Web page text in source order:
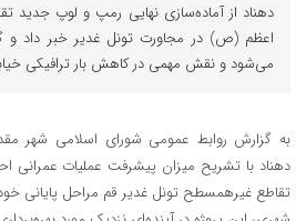
دهناد از آماده‌سازی نهایی رمپ و لوپ جدید
اعظم (ص) در مجاورت تونل غدیر خبر داد و
می‌شود و نقش مهمی در کاهش بار ترافیکی
به گزارش روابط عمومی شورای اسلامی شهر
دهناد با تشریح میزان پیشرفت عملیات
تقاطع غیرهمسطح تونل غدیر قم مراحل پایانی